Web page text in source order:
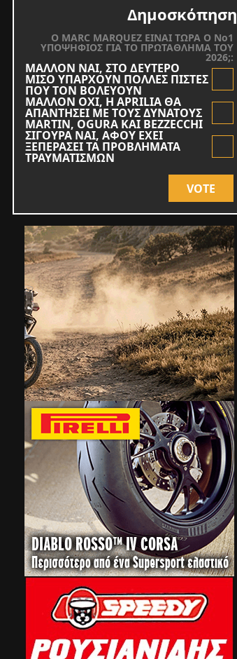
Δημοσκόπηση
O MARC MARQUEZ ΕΙΝΑΙ ΤΩΡΑ Ο Νο1
ΥΠΟΨΗΦΙΟΣ ΓΙΑ ΤΟ ΠΡΩΤΑΘΛΗΜΑ ΤΟΥ
2026;:
ΜΑΛΛΟΝ ΝΑΙ, ΣΤΟ ΔΕΥΤΕΡΟ
ΜΙΣΟ ΥΠΑΡΧΟΥΝ ΠΟΛΛΕΣ ΠΙΣΤΕΣ
ΠΟΥ ΤΟΝ ΒΟΛΕΥΟΥΝ
ΜΑΛΛΟΝ ΟΧΙ, Η APRILIA ΘΑ
ΑΠΑΝΤΗΣΕΙ ΜΕ ΤΟΥΣ ΔΥΝΑΤΟΥΣ
MARTIN, OGURA KAI BEZZECCHI
ΣΙΓΟΥΡΑ ΝΑΙ, ΑΦΟΥ ΕΧΕΙ
ΞΕΠΕΡΑΣΕΙ ΤΑ ΠΡΟΒΛΗΜΑΤΑ
ΤΡΑΥΜΑΤΙΣΜΩΝ
VOTE